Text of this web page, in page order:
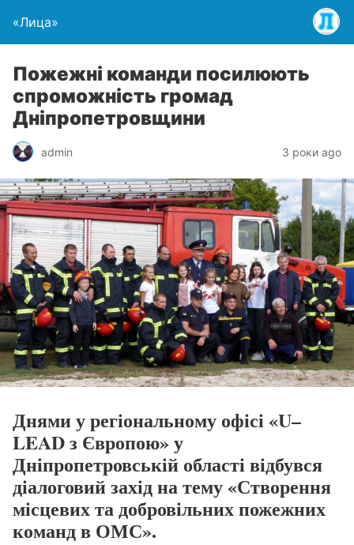
«Лица»
Пожежні команди посилюють
спроможність громад
Дніпропетровщини
admin 3 роки ago
Днями у регіональному офісі «U–
LEAD з Європою» у
Дніпропетровській області відбувся
діалоговий захід на тему «Створення
місцевих та добровільних пожежних
команд в ОМС».